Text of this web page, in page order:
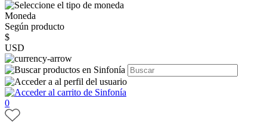
Moneda
Según producto
$
USD
0